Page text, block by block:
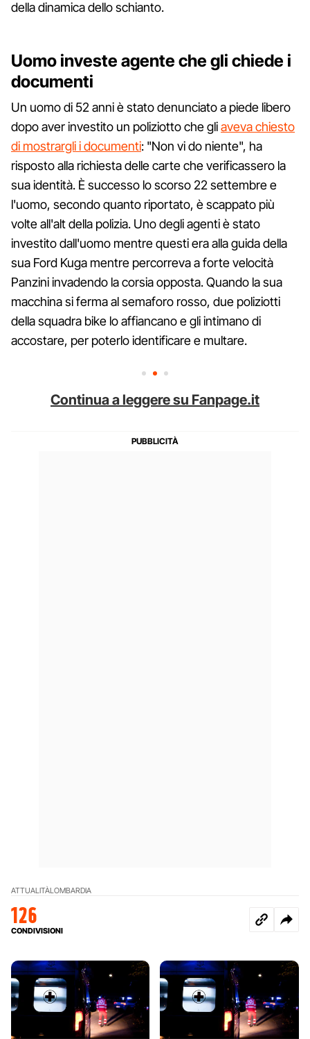
della dinamica dello schianto.
Uomo investe agente che gli chiede i
documenti
Un uomo di 52 anni è stato denunciato a piede libero
dopo aver investito un poliziotto che gliaveva chiesto
di mostrargli i documenti: "Non vi do niente", ha
risposto alla richiesta delle carte che verificassero la
sua identità. È successo lo scorso 22 settembre e
l'uomo, secondo quanto riportato, è scappato più
volte all'alt della polizia. Uno degli agenti è stato
investito dall'uomo mentre questi era alla guida della
sua Ford Kuga mentre percorreva a forte velocità
Panzini invadendo la corsia opposta. Quando la sua
macchina si ferma al semaforo rosso, due poliziotti
della squadra bike lo affiancano e gli intimano di
accostare, per poterlo identificare e multare.
Continua a leggere su Fanpage.it
ATTUALITÀLOMBARDIA
126
CONDIVISIONI